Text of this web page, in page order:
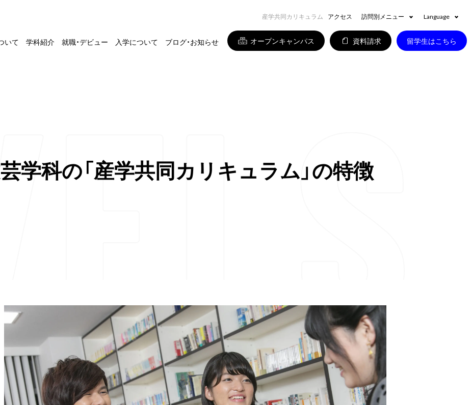
アクセス 訪問別メニュー Language
いて 学科紹介 就職・デビュー 入学について ブログ・お知らせ オープンキャンパス 資料請求 留学生はこちら
学科の「産学共同カリキュラム」の特徴
産学共同カリキュラム